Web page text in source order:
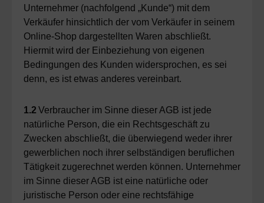
Unternehmer (nachfolgend „Kunde“) mit dem
Verkäufer hinsichtlich der vom Verkäufer in seinem
Online-Shop dargestellten Waren abschließt.
Hiermit wird der Einbeziehung von eigenen
Bedingungen des Kunden widersprochen, es sei
denn, es ist etwas anderes vereinbart.
1.2 Verbraucher im Sinne dieser AGB ist jede
natürliche Person, die ein Rechtsgeschäft zu
Zwecken abschließt, die überwiegend weder ihrer
gewerblichen noch ihrer selbständigen beruflichen
Tätigkeit zugerechnet werden können. Unternehmer
im Sinne dieser AGB ist eine natürliche oder
juristische Person oder eine rechtsfähige